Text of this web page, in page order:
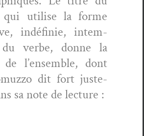
qui utilise la forme
indéfinie, intem­
verbe, donne la
l’ensem­ble, dont
dit fort juste­
sa note de lecture :